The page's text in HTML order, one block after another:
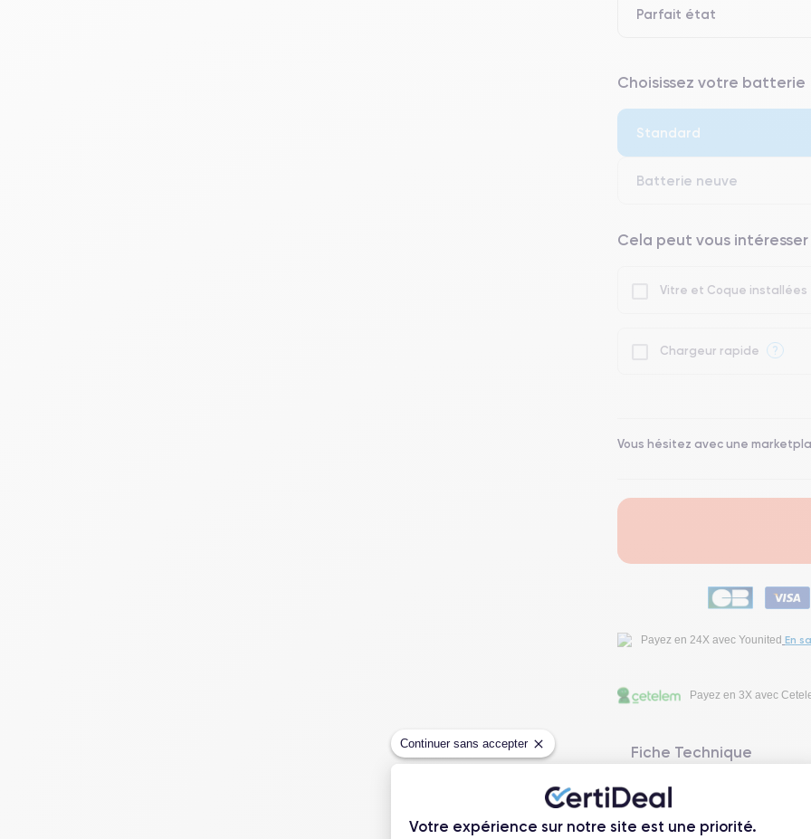
Continuer sans accepter
Votre expérience sur notre site est une priorité.
Parfait état
⭐ Premium
Choisissez votre batterie
Standard
Batterie neuve
Cela peut vous intéresser
Vitre et Coque installées
Chargeur rapide ?
Vous hésitez avec une
Payez en 24X avec Younited En
Payez en 3X avec
Fiche Technique
Avis clients